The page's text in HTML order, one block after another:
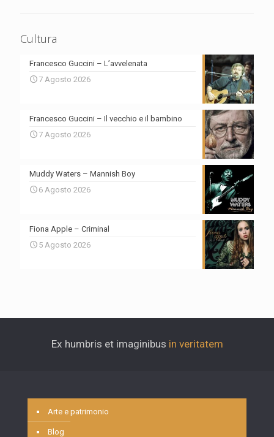
Cultura
Francesco Guccini – L’avvelenata
7 Agosto 2026
Francesco Guccini – Il vecchio e il bambino
7 Agosto 2026
Muddy Waters – Mannish Boy
6 Agosto 2026
Fiona Apple – Criminal
5 Agosto 2026
Ex humbris et imaginibus in veritatem
Arte e patrimonio
Blog